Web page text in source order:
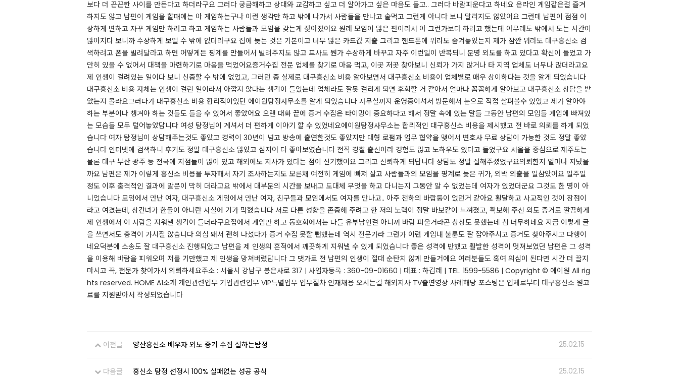
보다 더 끈끈한 사이를 만든다고 하더라구요 그러다 궁금해하고 상대와 교감하고 싶고 더 알아가고 싶은 마음도 들고.. 그러다 바람피운다고 하네요 ​​ 온라인 게임같은걸 즐겨
하지도 않고 남편이 게임을 할때에는 아 게임하는구나 이런 생각만 하고 밖에 나가서 사람들을 만나고 술먹고 그런게 아니다 보니 말리지도 않았어요 그런데 남편이 점점 이
상하게 변하고 자꾸 게임만 하려고 하고 게임하는 사람들과 모임을 갖는게 잦아졌어요 원래 모임이 많은 편이라서 아 그런가보다 하려고 했는데 아무래도 밖에서 도는 시간이
많아지다 보니까 수상하게 보일 수 밖에 없더라구요 집에 늦는 것은 기본이고 너무 많은 카드값 지출 그리고 핸드폰에 뭐라도 숨겨놓았는지 제가 잠깐 뭐라도 대구흥신소 검
색하려고 폰을 빌려달라고 하면 어떻게든 핑계를 만들어서 빌려주지도 않고 프사도 뭔가 수상하게 바꾸고 자주 이런일이 반복되니 분명 외도를 하고 있다고 확신이 들었고 가
만히 있을 수 없어서 대책을 마련하기로 마음을 먹었어요 ​ 증거수집 전문 업체를 찾기로 마음 먹고, 이곳 저곳 찾아보니 신뢰가 가지 않거나 타 지역 업체도 너무나 많더라고요
제 인생이 걸려있는 일이다 보니 신중할 수 밖에 없었고, 그러던 중 실제로 대구흥신소 비용 알아보면서 대구흥신소 비용이 업체별로 매우 상이하다는 것을 알게 되었습니다
대구흥신소 비용 자체는 인생이 걸린 일이라서 아깝지 않다는 생각이 들었는데 업체라도 잘못 걸리게 되면 후회할 거 같아서 얼마나 꼼꼼하게 알아보고 대구흥신소 상담을 받
았는지 몰라요 ​ 그러다가 대구흥신소 비용 합리적이었던 에이원탐정사무소를 알게 되었습니다 사무실까지 운영중이셔서 방문해서 눈으로 직접 살펴볼수 있었고 제가 알아야
하는 부분이나 챙겨야 하는 것들도 들을 수 있어서 좋았어요 오랜 대화 끝에 증거 수집은 타이밍이 중요하다고 해서 정말 속에 있는 말들 그동안 남편의 모임들 게임에 빠져있
는 모습들 모두 털어놓았답니다 여성 탐정님이 계셔서 더 편하게 이야기 할 수 있었네요 ​ 에이원탐정사무소는 합리적인 대구흥신소 비용을 제시했고 전 바로 의뢰를 하게 되었
습니다 여자 탐정님이 상담해주는것도 좋았고 경력이 30년이 넘고 방송에 출연한것도 좋았지만 대형 로펌과 업무 협약을 맺어서 변호사 무료 상담이 가능한 것도 정말 좋았
습니다 인터넷에 검색하니 후기도 정말 대구흥신소 많았고 심지어 다 좋아보였습니다 전직 경찰 출신이라 경험도 많고 노하우도 있다고 들었구요 서울을 중심으로 제주도는
물론 대구 부산 광주 등 전국에 지점들이 많이 있고 해외에도 지사가 있다는 점이 신기했어요 그리고 신뢰하게 되답니다 상담도 정말 잘해주셨었구요 ​ 의뢰한지 얼마나 지났을
까요 남편은 제가 이렇게 흥신소 비용을 투자해서 자기 조사하는지도 모른채 여전히 게임에 빠져 살고 사람들과의 모임을 핑계로 늦은 귀가, 외박 외출을 일삼았어요 일주일
정도 이후 충격적인 결과에 말문이 막히 더라고요 밖에서 대부분의 시간을 보내고 도대체 무엇을 하고 다니는지 그동안 알 수 없었는데 여자가 있었더군요 그것도 한 명이 아
니었습니다 모임에서 만난 여자, 대구흥신소 게임에서 만난 여자, 친구들과 모임에서도 여자를 만나고.. 아주 천하의 바람둥이 었던거 같아요 활달하고 사교적인 것이 장점이
라고 여겼는데, 상간녀가 한둘이 아니란 사실에 기가 막혔습니다 서로 다른 성향을 존중해 주려고 한 저의 노력이 정말 바보같이 느껴졌고, 확보해 주신 외도 증거로 깔끔하게
제 인생에서 이 사람을 지워낼 생각이 들더라구요 ​ 집에서 게임만 하고 동호회에서는 다들 유부남인걸 아니까 바람 피울거라곤 상상도 못했는데 참 너무하네요 지금 이렇게 글
을 쓰면서도 충격이 가시질 않습니다 의심 돼서 괜히 나섰다가 증거 수집 못할 뻔했는데 역시 전문가라 그런가 이런 게임내 불륜도 잘 잡아주시고 증거도 찾아주시고 다행이
네요 ​ 덕분에 소송도 잘 대구흥신소 진행되었고 남편을 제 인생의 흔적에서 깨끗하게 지워낼 수 있게 되었습니다 좋은 성격에 반했고 활발한 성격이 멋져보였던 남편은 그 성격
을 이용해 바람을 피워오며 저를 기만했고 제 인생을 망쳐버렸답니다 그 댓가로 전 남편의 인생이 절대 순탄치 않게 만들거에요 여러분들도 혹여 의심이 된다면 시간 더 끌지
마시고 꼭, 전문가 찾아가서 의뢰하세요 ​주소 : 서울시 강남구 봉은사로 317 | 사업자등록 : 360-09-01660 | 대표 : 하갑래 | TEL. 1599-5586 | Copyright © 에이원 All rig
hts reserved. HOME A1소개 개인관련업무 기업관련업무 VIP특별업무 업무절차 인재채용 오시는길 해외지사 TV출연영상 사례 ​​​​ 해당 포스팅은 업체로부터 대구흥신소 원고
료를 지원받아서 작성되었습니다 ​
이전글 양산흥신소 배우자 외도 증거 수집 잘하는탐정 25.02.15
다음글 흥신소 탐정 선정시 100% 실패없는 성공 공식 25.02.15